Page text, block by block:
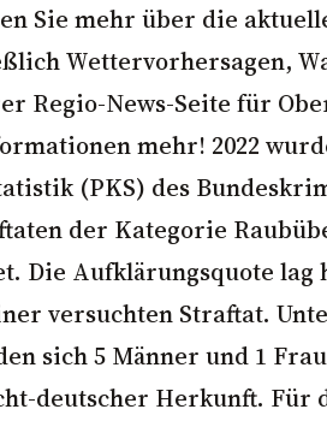
Sie mehr über die
Wettervorhersagen,
Regio-News-Seite für
mehr! 2022
(PKS) des
der Kategorie
Die Aufklärungsquote lag
versuchten Straftat.
sich 5 Männer und 1
deutscher Herkunft. Für